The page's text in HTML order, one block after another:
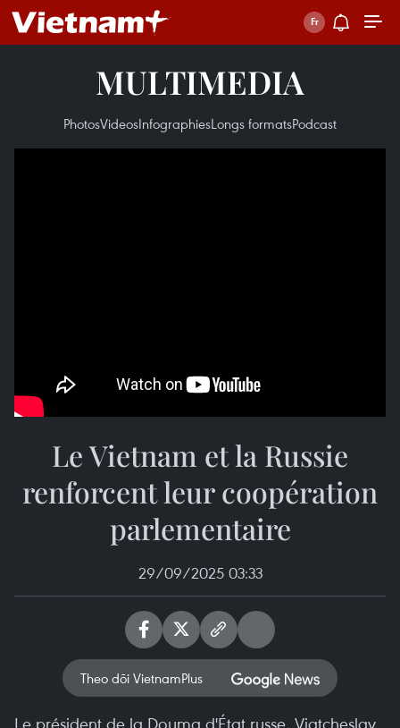
MULTIMEDIA
PhotosVideosInfographiesLongs formatsPodcast
Le Vietnam et la Russie
renforcent leur coopération
parlementaire
29/09/2025 03:33
Theo dõi VietnamPlus
Le président de la Douma d'État russe, Viatcheslav